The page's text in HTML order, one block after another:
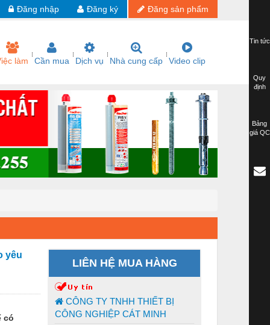
Đăng sản phẩm
Đăng ký
Đăng nhập
làm Cần mua Dịch vụ Nhà cung cấp Video clip
yêu
có
LIÊN HỆ MUA HÀNG
CÔNG TY TNHH THIẾT BỊ
CÔNG NGHIỆP CÁT MINH
Tin tức
Quy
định
Bảng
giá QC